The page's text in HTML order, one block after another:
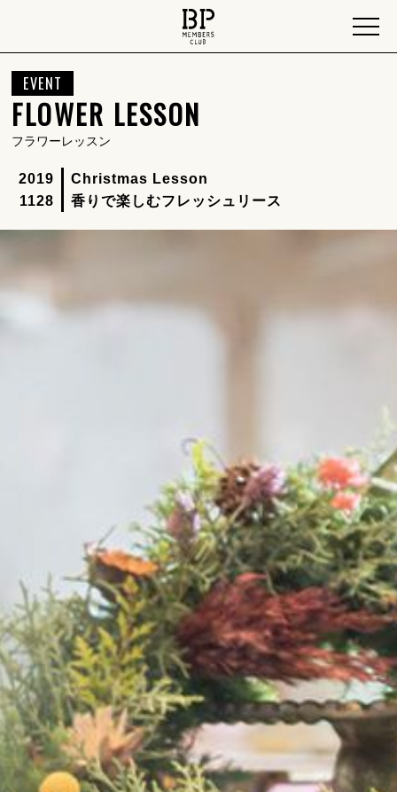
EVENT
FLOWER LESSON
フラワーレッスン
2019
1128
Christmas Lesson
香りで楽しむフレッシュリース